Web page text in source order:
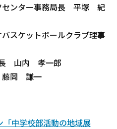
センター事務局長 平塚 紀
スケットボールクラブ理事
長 山内 孝一郎
藤岡 謙一
中学校部活動の地域展